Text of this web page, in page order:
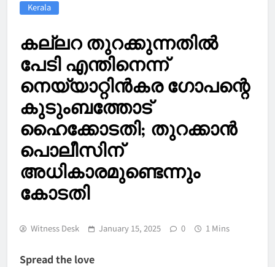
Kerala
കല്ലറ തുറക്കുന്നതില്‍
പേടി എന്തിനെന്ന്
നെയ്യാറ്റിന്‍കര ഗോപന്റെ
കുടുംബത്തോട്
ഹൈക്കോടതി; തുറക്കാന്‍
പൊലീസിന്
അധികാരമുണ്ടെന്നും
കോടതി
Witness Desk January 15, 2025 0 1 Mins
Spread the love